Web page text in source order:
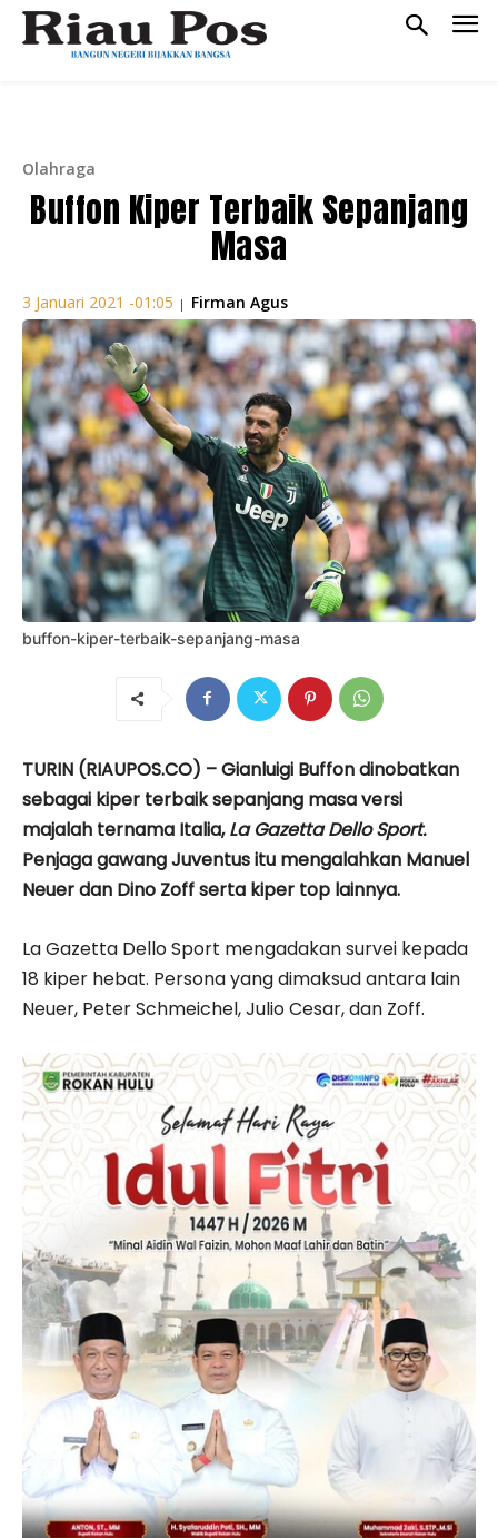
Olahraga
Buffon Kiper Terbaik Sepanjang
Masa
3 Januari 2021 -01:05 | Firman Agus
buffon-kiper-terbaik-sepanjang-masa
TURIN (RIAUPOS.CO) – Gianluigi Buffon dinobatkan
sebagai kiper terbaik sepanjang masa versi
majalah ternama Italia,La Gazetta Dello Sport.
Penjaga gawang Juventus itu mengalahkan Manuel
Neuer dan Dino Zoff serta kiper top lainnya.
La Gazetta Dello Sport mengadakan survei kepada
18 kiper hebat. Persona yang dimaksud antara lain
Neuer, Peter Schmeichel, Julio Cesar, dan Zoff.